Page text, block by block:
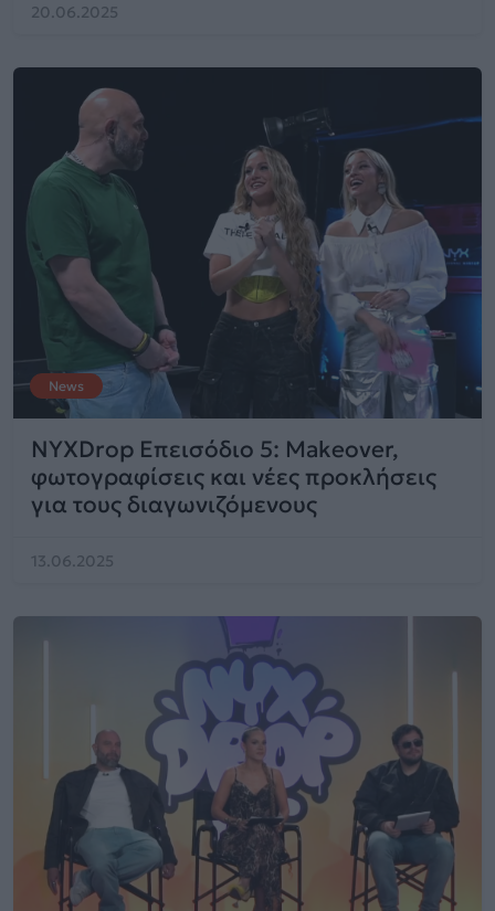
20.06.2025
News
NYXDrop Επεισόδιο 5: Makeover,
φωτογραφίσεις και νέες προκλήσεις
για τους διαγωνιζόμενους
13.06.2025